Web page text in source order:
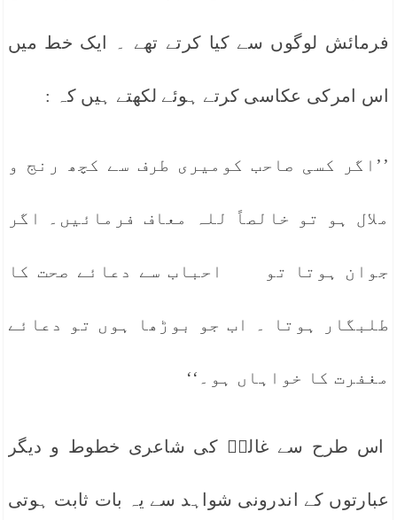
فرمائش لوگوں سے کیا کرتے تھے ۔ ایک خط میں
اس امرکی عکاسی کرتے ہوئے لکھتے ہیں کہ :
’’اگر کسی صاحب کومیری طرف سے کچھ رنج و
ملال ہو تو خالصاً للہ معاف فرمائیں۔ اگر
جوان ہوتا تو احباب سے دعائے صحت کا
طلبگار ہوتا ۔ اب جو بوڑھا ہوں تو دعائے
مغفرت کا خواہاں ہو۔‘‘
اس طرح سے غالبؔ کی شاعری خطوط و دیگر
عبارتوں کے اندرونی شواہد سے یہ بات ثابت ہوتی